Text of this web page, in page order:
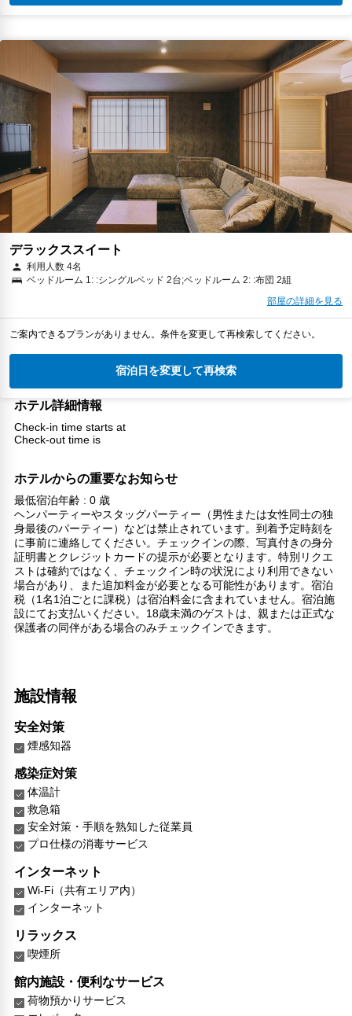
デラックススイート
利用人数 4名
ベッドルーム 1: :シングルベッド 2台;ベッドルーム 2: :布団 2組
部屋の詳細を見る
ご案内できるプランがありません。条件を変更して再検索してください。
宿泊日を変更して再検索
ホテル詳細情報
Check-in time starts at
Check-out time is
ホテルからの重要なお知らせ
最低宿泊年齢 : 0 歳
ヘンパーティーやスタッグパーティー（男性または女性同士の独
身最後のパーティー）などは禁止されています。到着予定時刻を
に事前に連絡してください。チェックインの際、写真付きの身分
証明書とクレジットカードの提示が必要となります。特別リクエ
ストは確約ではなく、チェックイン時の状況により利用できない
場合があり、また追加料金が必要となる可能性があります。宿泊
税（1名1泊ごとに課税）は宿泊料金に含まれていません。宿泊施
設にてお支払いください。18歳未満のゲストは、親または正式な
保護者の同伴がある場合のみチェックインできます。
施設情報
安全対策
煙感知器
感染症対策
体温計
救急箱
安全対策・手順を熟知した従業員
プロ仕様の消毒サービス
インターネット
Wi-Fi（共有エリア内）
インターネット
リラックス
喫煙所
館内施設・便利なサービス
荷物預かりサービス